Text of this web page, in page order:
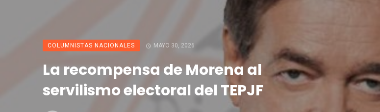
COLUMNISTAS NACIONALES MAYO 30, 2026
La recompensa de Morena al
servilismo electoral del TEPJF